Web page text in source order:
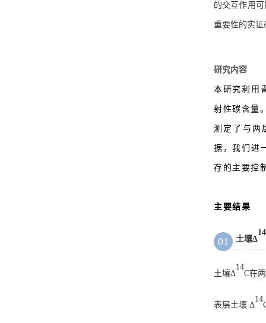
的交互作用
重要性的实证
研究内容
本研究利用
射性碳含量
测定了与两
据，我们进
存的主要控
主要结果
01 土壤Δ
14
土壤Δ
14
C在
表层土壤 Δ
14